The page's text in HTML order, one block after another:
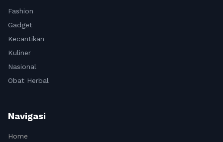
Fashion
Gadget
Kecantikan
Kuliner
Nasional
Obat Herbal
Navigasi
Home